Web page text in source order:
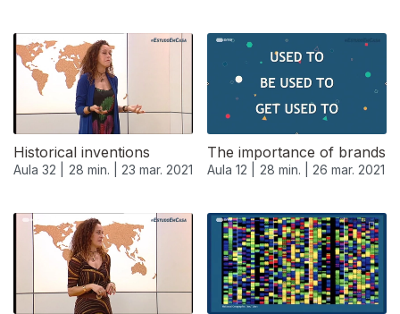
Historical inventions
Aula 32 | 28 min. | 23 mar. 2021
The importance of brands
Aula 12 | 28 min. | 26 mar. 2021
535818